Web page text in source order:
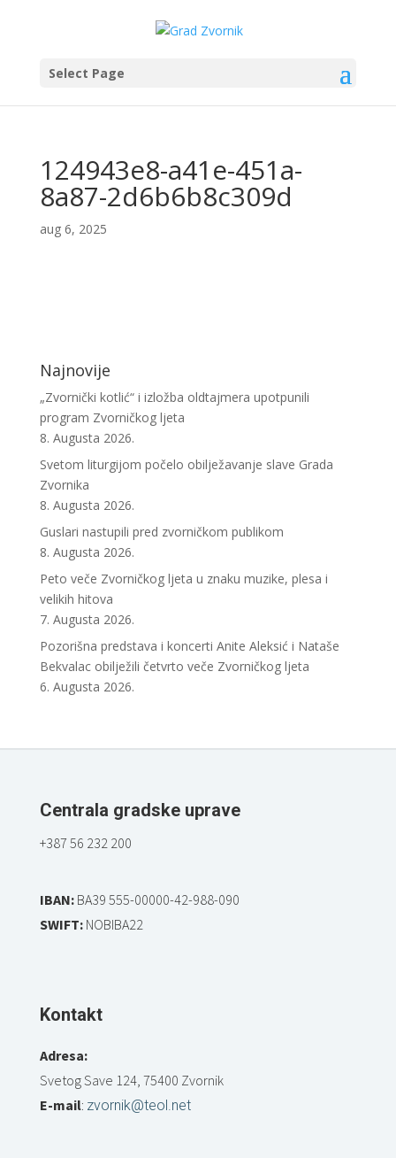
Select Page
124943e8-a41e-451a-
8a87-2d6b6b8c309d
aug 6, 2025
Najnovije
„Zvornički kotlić“ i izložba oldtajmera upotpunili
program Zvorničkog ljeta
8. Augusta 2026.
Svetom liturgijom počelo obilježavanje slave Grada
Zvornika
8. Augusta 2026.
Guslari nastupili pred zvorničkom publikom
8. Augusta 2026.
Peto veče Zvorničkog ljeta u znaku muzike, plesa i
velikih hitova
7. Augusta 2026.
Pozorišna predstava i koncerti Anite Aleksić i Nataše
Bekvalac obilježili četvrto veče Zvorničkog ljeta
6. Augusta 2026.
Centrala gradske uprave
+387 56 232 200
IBAN:BA39 555-00000-42-988-090
SWIFT:NOBIBA22
Kontakt
Adresa:
Svetog Save 124, 75400 Zvornik
E-mail: zvornik@teol.net